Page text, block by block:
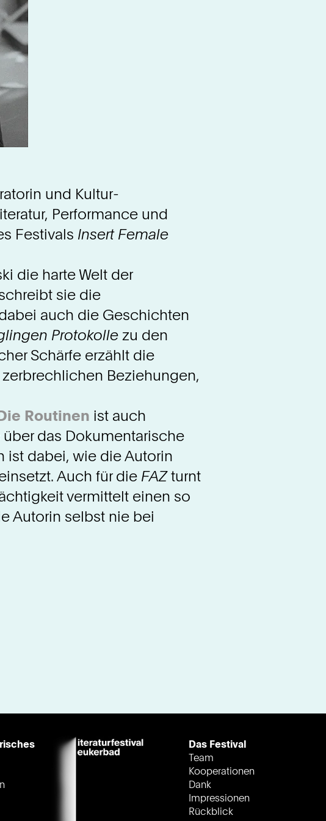
und Kultur­
Performance und
Festivals Insert Female
die harte Welt der
sie die
auch die Geschichten
Protokolle zu den
Schärfe erzählt die
Beziehungen,
Routinen ist auch
das Dokumentarische
ist dabei, wie die Autorin
Auch für die FAZturnt
vermittelt einen so
Autorin selbst nie bei
Das Festival
Team
Kooperationen
Dank
Impressionen
Rückblick